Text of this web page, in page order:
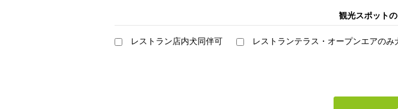
観光スポット
レストラン店内犬同伴可 レストランテラス・オープンエアのみ